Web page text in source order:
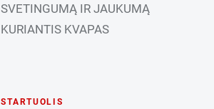
SVETINGUMĄ IR JAUKUMĄ
KURIANTIS KVAPAS
STARTUOLIS